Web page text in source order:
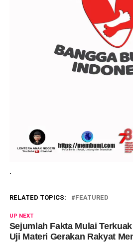
.
RELATED TOPICS: FEATURED
UP NEXT
Sejumlah Fakta Mulai
Uji Materi Gerakan Rakyat